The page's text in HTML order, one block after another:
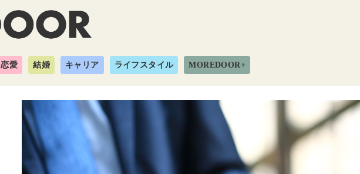
恋愛 結婚 キャリア ライフスタイル MOREDOOR+